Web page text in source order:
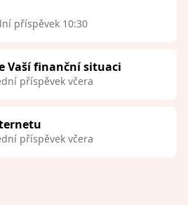
příspěvek 10:30
Vaší finanční situaci
příspěvek včera
příspěvek včera